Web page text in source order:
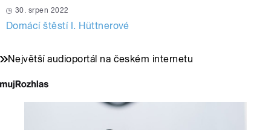
30. srpen 2022
Domácí štěstí I. Hüttnerové
Největší audioportál na českém internetu